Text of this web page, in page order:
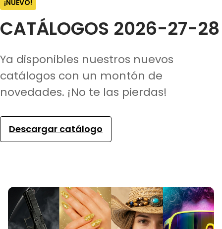
¡NUEVO!
CATÁLOGOS 2026-27-28
Ya disponibles nuestros nuevos
catálogos con un montón de
novedades. ¡No te las pierdas!
Descargar catálogo